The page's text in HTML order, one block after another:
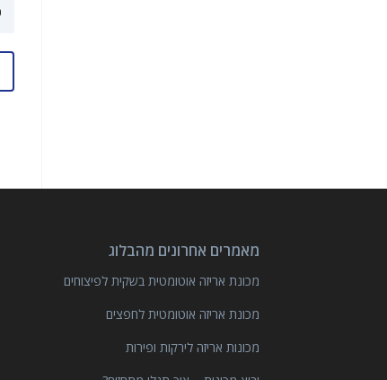
מאמרים אחרונים מהבלוג
מכונת אריזה אוטומטית בשקית לפיצוחים
מכונת אריזה אוטומטית לחפצים
מכונות אריזה לירקות ופירות